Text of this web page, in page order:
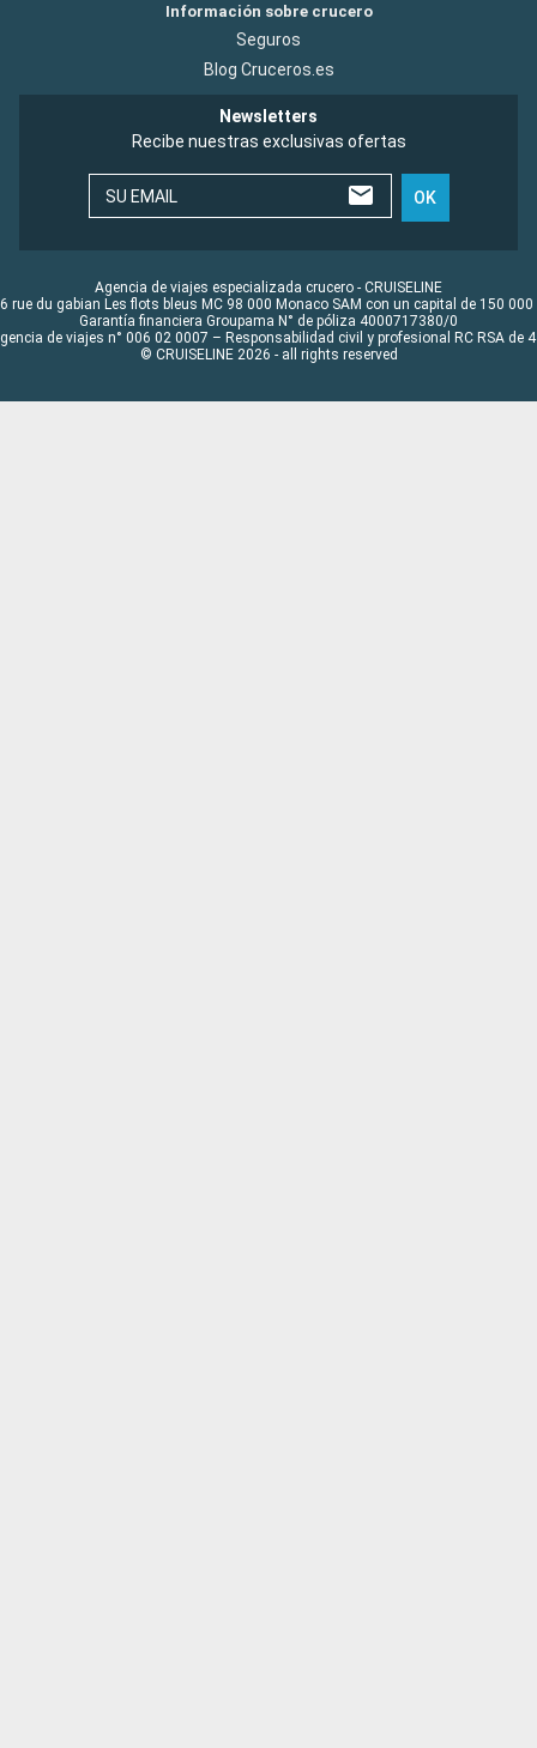
Información sobre crucero
Seguros
Blog Cruceros.es
Newsletters
Recibe nuestras exclusivas ofertas
SU EMAIL OK
Agencia de viajes especializada crucero - CRUISELINE
rue du gabian Les flots bleus MC 98 000 Monaco SAM con un capital de 150 000
Garantía financiera Groupama N° de póliza 4000717380/0
de viajes n° 006 02 0007 – Responsabilidad civil y profesional RC RSA de
© CRUISELINE 2026 - all rights reserved